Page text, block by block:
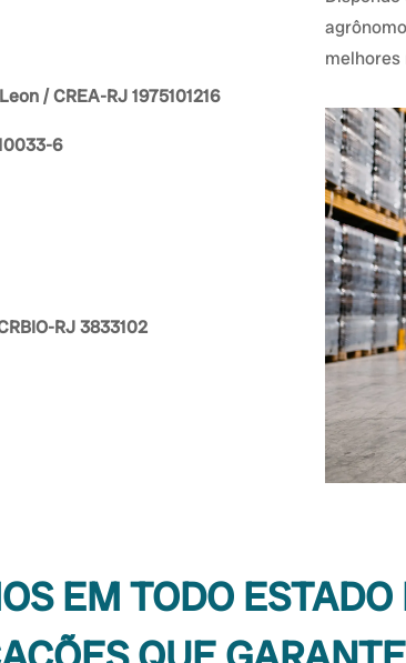
/ CREA-RJ 1975101216
6
RJ 3833102
melhores
EM TODO